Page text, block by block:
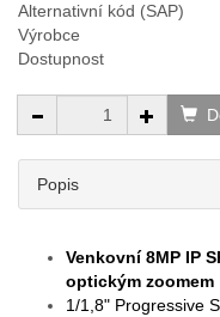
Alternativní kód (SAP)
Výrobce
Dostupnost
Popis
Venkovní 8MP IP
optickým zoomem
1/1,8" Progressive